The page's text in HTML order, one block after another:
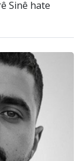
Sinê hate